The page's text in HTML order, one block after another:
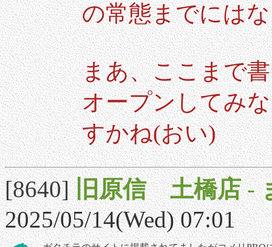
の常態までには
まあ、ここまで
オープンしてみ
すかね(おい)
[8640]旧原信 土橋店-
2025/05/14(Wed) 07:01